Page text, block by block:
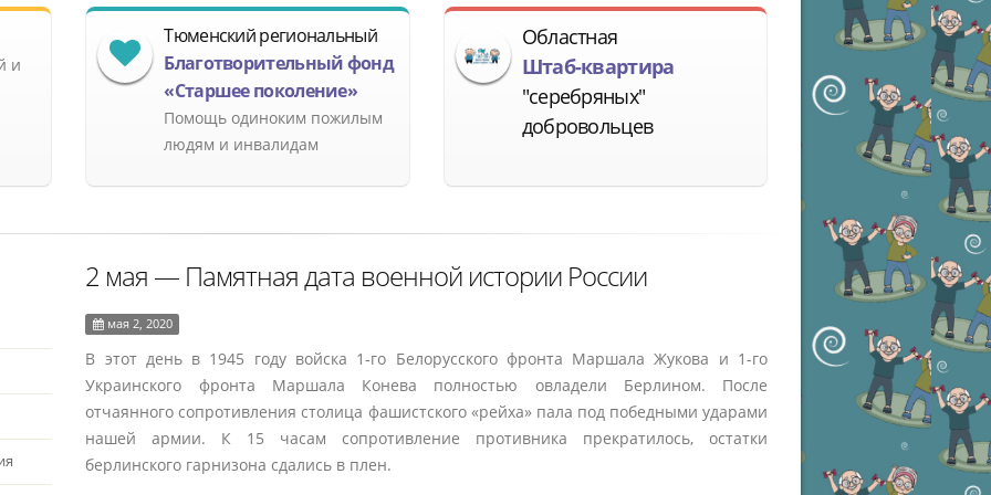
и
Тюменский региональный
Благотворительный фонд
«Старшее поколение»
Помощь одиноким пожилым
людям и инвалидам
Областная
Штаб-квартира
"серебряных"
добровольцев
2 мая ― Памятная дата военной истории России
мая 2, 2020
В этот день в 1945 году войска 1-го Белорусского фронта Маршала Жукова и 1-го
Украинского фронта Маршала Конева полностью овладели Берлином. После
отчаянного сопротивления столица фашистского «рейха» пала под победными ударами
нашей армии. К 15 часам сопротивление противника прекратилось, остатки
берлинского гарнизона сдались в плен.